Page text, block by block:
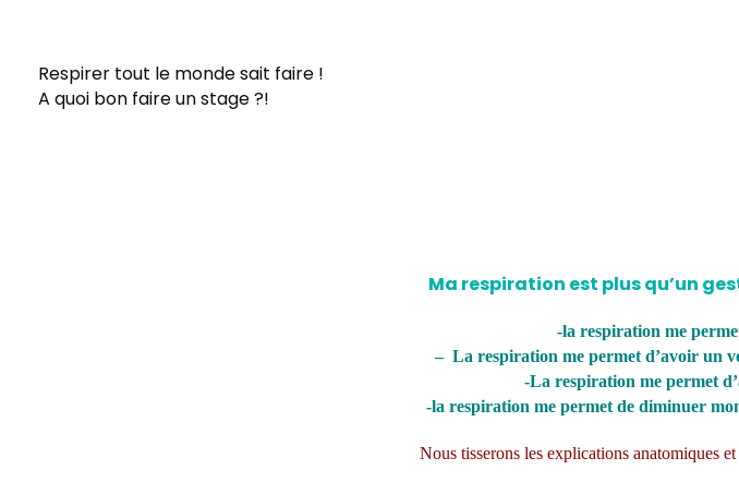
Respirer tout le monde sait faire !
A quoi bon faire un stage ?!
Ma respiration est plus qu’un
-la respiration me
– La respiration me permet d’avoir un
-La respiration me permet
-la respiration me permet de diminuer
Nous tisserons les explications anatomiques